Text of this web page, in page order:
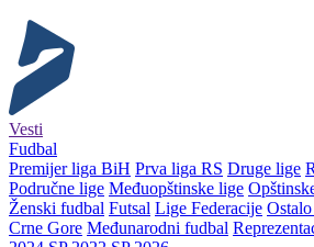
Vesti
Fudbal
Premijer liga BiH Prva liga RS Druge lige
Područne lige Međuopštinske lige
Ženski fudbal Futsal Lige Federacije
Crne Gore Međunarodni fudbal